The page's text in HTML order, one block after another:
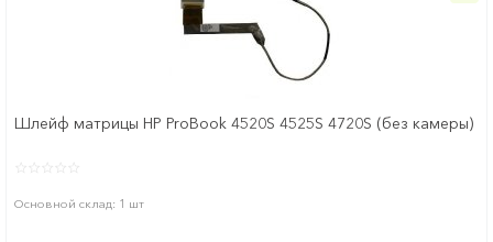
Шлейф матрицы HP ProBook 4520S 4525S 4720S (без камеры)
Основной склад: 1 шт